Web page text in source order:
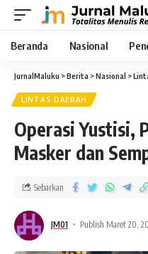
Beranda Nasional
JurnalMaluku >Berita >Nasional >
LINTAS DAERAH
Operasi Yustisi,
Masker dan
JM01 Publish Maret 20,
Sebarkan